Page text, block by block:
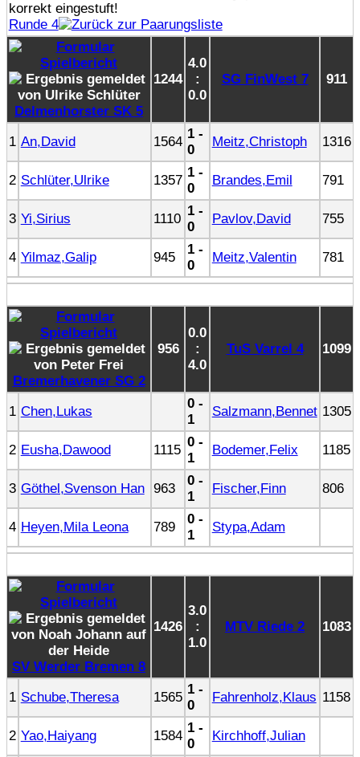
Runde 4
Delmenhorster SK 5
1244
4.0
:
0.0
SG FinWest 7 911
1 An,David 1564
1 -
0
Meitz,Christoph 1316
2 Schlüter,Ulrike 1357
1 -
0
Brandes,Emil 791
3 Yi,Sirius 1110
1 -
0
Pavlov,David 755
4 Yilmaz,Galip 945
1 -
0
Meitz,Valentin 781
Bremerhavener SG 2
956
0.0
:
4.0
TuS Varrel 4 1099
1 Chen,Lukas
0 -
1
Salzmann,Bennet 1305
2 Eusha,Dawood 1115
0 -
1
Bodemer,Felix 1185
3 Göthel,Svenson Han 963
0 -
1
Fischer,Finn 806
4 Heyen,Mila Leona 789
0 -
1
Stypa,Adam
SV Werder Bremen 8
1426
3.0
:
1.0
MTV Riede 2 1083
1 Schube,Theresa 1565
1 -
0
Fahrenholz,Klaus 1158
2 Yao,Haiyang 1584
1 -
0
Kirchhoff,Julian